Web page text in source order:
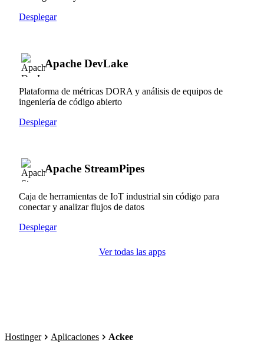
Desplegar
Apache DevLake
Plataforma de métricas DORA y análisis de equipos de
ingeniería de código abierto
Desplegar
Apache StreamPipes
Caja de herramientas de IoT industrial sin código para
conectar y analizar flujos de datos
Desplegar
Ver todas las apps
Hostinger Aplicaciones Ackee